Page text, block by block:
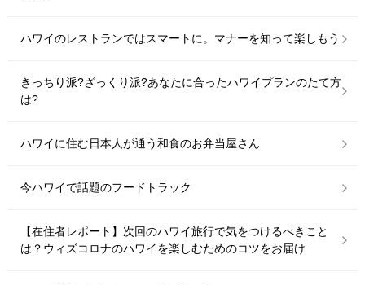
ハワイのレストランではスマートに。マナーを知って楽しもう
きっちり派?ざっくり派?あなたに合ったハワイプランのたて方
は?
ハワイに住む日本人が通う和食のお弁当屋さん
今ハワイで話題のフードトラック
【在住者レポート】次回のハワイ旅行で気をつけるべきこと
は？ウィズコロナのハワイを楽しむためのコツをお届け